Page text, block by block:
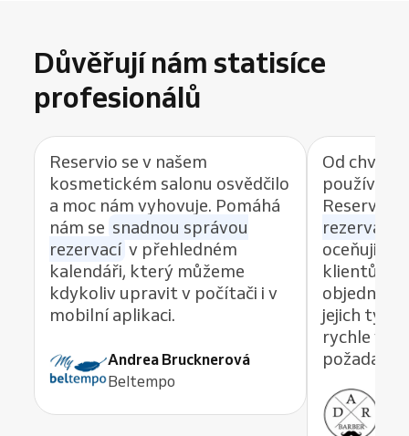
Důvěřují nám statisíce
profesionálů
Reservio se v našem
kosmetickém salonu osvědčilo
a moc nám vyhovuje. Pomáhá
nám se snadnou správou
rezervací v přehledném
kalendáři, který můžeme
kdykoliv upravit v počítači i v
mobilní aplikaci.
Andrea Brucknerová
Beltempo
Od chvíle,
používat
Reservio,
rezervací
oceňuji
klientům
jejich tým
rychle